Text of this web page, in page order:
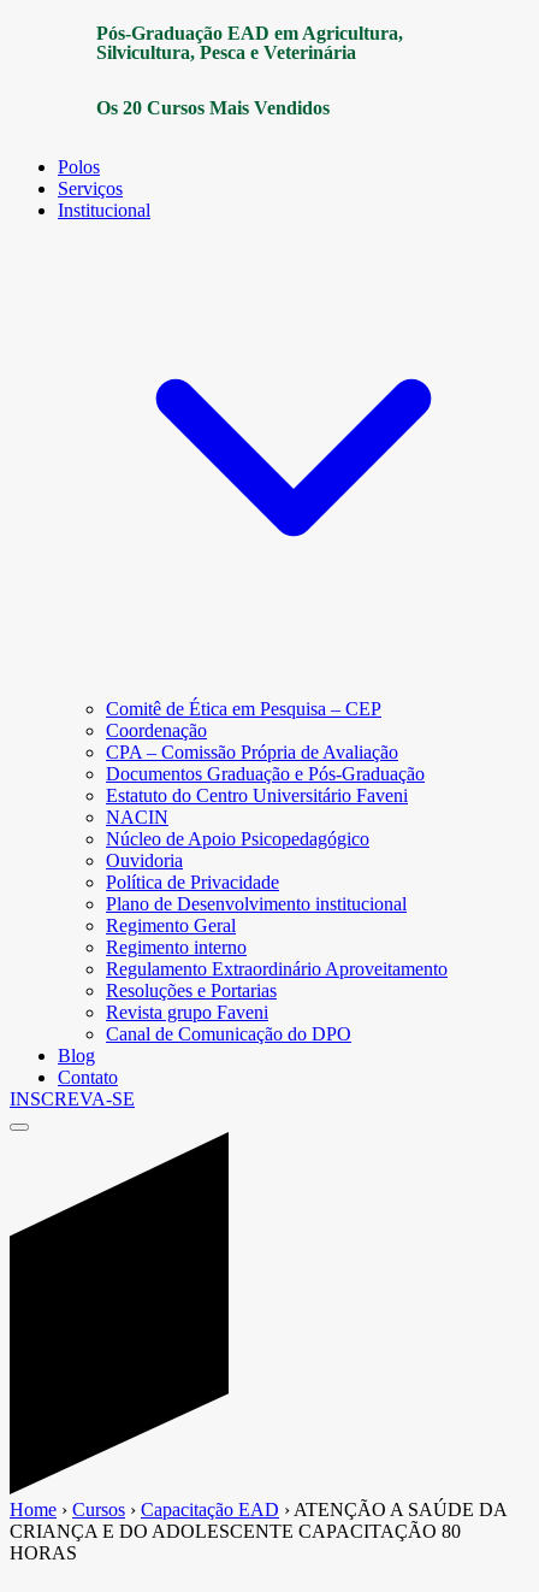
Pós-Graduação EAD em Agricultura,
Silvicultura, Pesca e Veterinária
Os 20 Cursos Mais Vendidos
Polos
Serviços
Institucional
Comitê de Ética em Pesquisa – CEP
Coordenação
CPA – Comissão Própria de Avaliação
Documentos Graduação e Pós-Graduação
Estatuto do Centro Universitário Faveni
NACIN
Núcleo de Apoio Psicopedagógico
Ouvidoria
Política de Privacidade
Plano de Desenvolvimento institucional
Regimento Geral
Regimento interno
Regulamento Extraordinário Aproveitamento
Resoluções e Portarias
Revista grupo Faveni
Canal de Comunicação do DPO
Blog
Contato
INSCREVA-SE
Home › Cursos › Capacitação EAD › ATENÇÃO A SAÚDE DA
CRIANÇA E DO ADOLESCENTE CAPACITAÇÃO 80
HORAS